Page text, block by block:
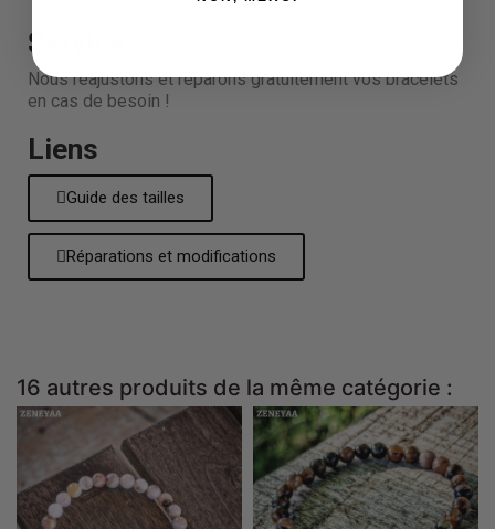
Service
Nous réajustons et réparons gratuitement vos bracelets
en cas de besoin !
Liens
Guide des tailles
Réparations et modifications
16 autres produits de la même catégorie :